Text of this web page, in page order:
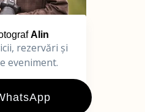
Alin
rezervări și
eveniment.